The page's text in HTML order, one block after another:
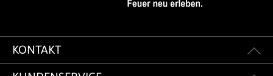
KONTAKT